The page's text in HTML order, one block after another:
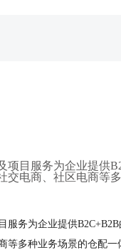
项目服务为企业提供
交电商、社区电商等
服务为企业提供
等多种业务场景的仓配一